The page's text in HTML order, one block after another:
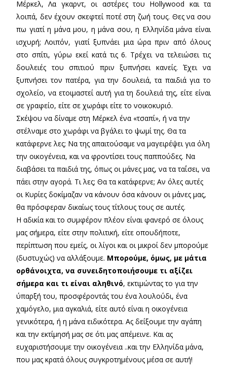
Μέρκελ, Λα γκαρντ, οι αστέρες του Hollywood και τα
λοιπά, δεν έχουν σκεφτεί ποτέ στη ζωή τους. Θες να σου
πω γιατί η μάνα μου, η μάνα σου, η Ελληνίδα μάνα είναι
ισχυρή; Λοιπόν, γιατί ξυπνάει μια ώρα πριν από όλους
στο σπίτι, γύρω εκεί κατά τις 6. Τρέχει να τελειώσει τις
δουλειές του σπιτιού πριν ξυπνήσει κανείς. Έχει να
ξυπνήσει τον πατέρα, για την δουλειά, τα παιδιά για το
σχολείο, να ετοιμαστεί αυτή για τη δουλειά της, είτε είναι
σε γραφείο, είτε σε χωράφι είτε το νοικοκυριό.
Σκέψου να δίναμε στη Μέρκελ ένα «τσαπί», ή να την
στέλναμε στο χωράφι να βγάλει το ψωμί της. Θα τα
κατάφερνε λες; Να της απαιτούσαμε να μαγειρέψει για όλη
την οικογένεια, και να φροντίσει τους παππούδες. Να
διαβάσει τα παιδιά της, όπως οι μάνες μας, να τα ταΐσει, να
πάει στην αγορά. Τι λες; Θα τα κατάφερνε; Αν όλες αυτές
οι Κυρίες δοκίμαζαν να κάνουν όσα κάνουν οι μάνες μας,
θα πρόσφεραν δικαίως τους τίτλους τους σε αυτές.
Η αδικία και το συμφέρον πλέον είναι φανερό σε όλους
μας σήμερα, είτε στην πολιτική, είτε οπουδήποτε,
περίπτωση που εμείς, οι λίγοι και οι μικροί δεν μπορούμε
(δυστυχώς) να αλλάξουμε. Μπορούμε, όμως, με μάτια
ορθάνοιχτα, να συνειδητοποιήσουμε τι αξίζει
σήμερα και τι είναι αληθινό, εκτιμώντας το για την
ύπαρξή του, προσφέροντάς του ένα λουλούδι, ένα
χαμόγελο, μια αγκαλιά, είτε αυτό είναι η οικογένεια
γενικότερα, ή η μάνα ειδικότερα. Ας δείξουμε την αγάπη
και την εκτίμησή μας σε ότι μας απέμεινε. Και ας
ευχαριστήσουμε την οικογένεια ..και την Ελληνίδα μάνα,
που μας κρατά όλους συγκροτημένους μέσα σε αυτή!